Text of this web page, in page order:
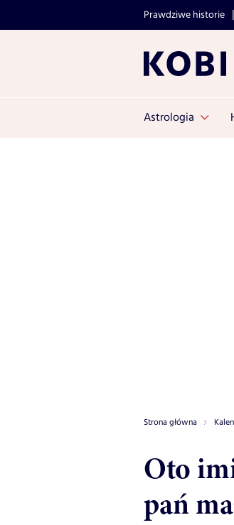
Prawdziwe historie
Astrologia
Strona główna
Oto
pań